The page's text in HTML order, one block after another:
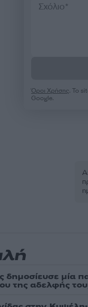
Όροι Χρήσης. Το
Google.
μία
της αδελφής